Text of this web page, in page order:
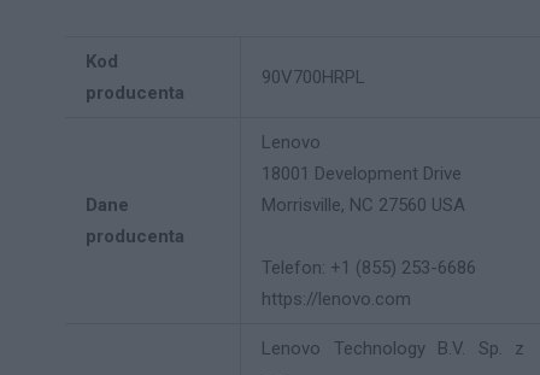
Kod
producenta
90V700HRPL
Dane
producenta
Lenovo
18001 Development Drive
Morrisville, NC 27560 USA
Telefon: +1 (855) 253-6686
https://lenovo.com
Lenovo Technology B.V. Sp. z